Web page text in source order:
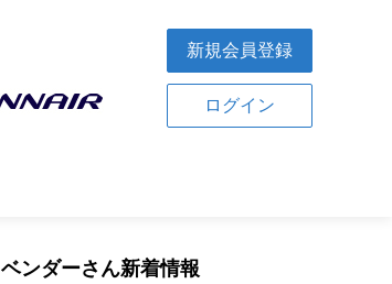
新規会員登録
ログイン
ベンダーさん新着情報